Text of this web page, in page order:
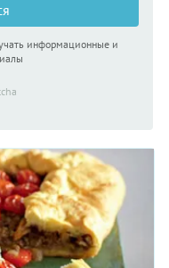
информационные и